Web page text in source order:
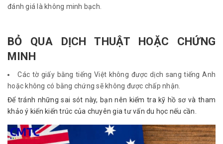
đánh giá là không minh bạch.
BỎ QUA DỊCH THUẬT HOẶC CHỨNG
MINH
Các tờ giấy bằng tiếng Việt không được dịch sang tiếng Anh
hoặc không có bằng chứng sẽ không được chấp nhận.
Để tránh những sai sót này, bạn nên kiểm tra kỹ hồ sơ và tham
khảo ý kiến ​​kiến ​​trúc của chuyên gia tư vấn du học nếu cần.